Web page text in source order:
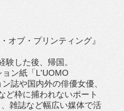
オブ・プリンティング』
した後、帰国。
ン紙「L'UOMO
誌や国内外の俳優女優、
ど枠に捕われないポート
雑誌など幅広い媒体で活